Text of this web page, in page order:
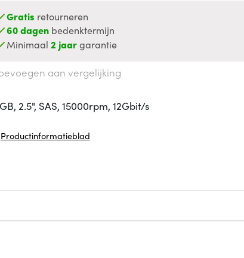
Gratis retourneren
60 dagen bedenktermijn
Minimaal2 jaargarantie
aan vergelijking
2.5", SAS, 15000rpm, 12Gbit/s
Productinformatieblad
in nieuw venster)